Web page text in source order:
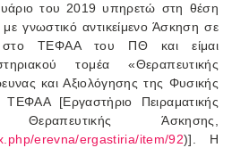
του 2019 υπηρετώ στη θέση
γνωστικό αντικείμενο Άσκηση σε
στο ΤΕΦΑΑ του ΠΘ και είμαι
τομέα «Θεραπευτικής
και Αξιολόγησης της Φυσικής
[Εργαστἠριο Πειραματικής
Άσκησης,
erevna/ergastiria/item/92)]. Η